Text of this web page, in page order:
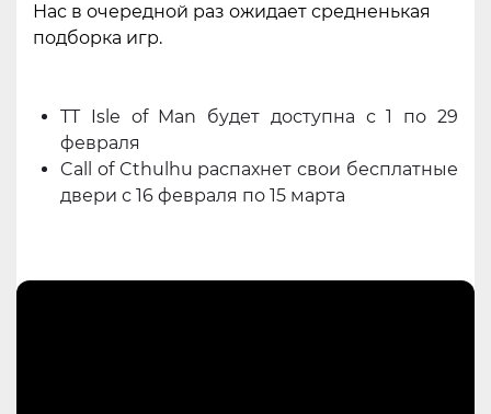
Нас в очередной раз ожидает средненькая
подборка игр.
TT Isle of Man будет доступна с 1 по 29
февраля
Call of Cthulhu распахнет свои бесплатные
двери с 16 февраля по 15 марта